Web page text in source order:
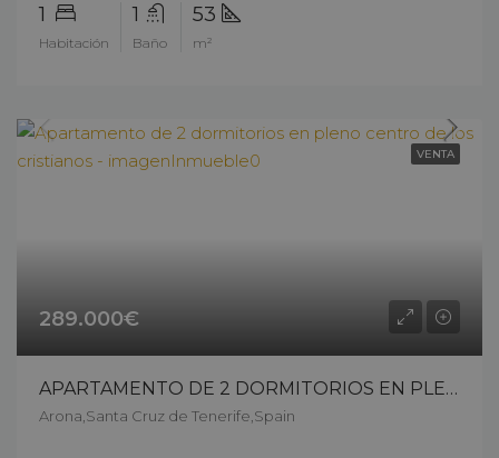
1
Habitación
1
Baño
53
m²
VENTA
289.000€
APARTAMENTO DE 2 DORMITORIOS EN PLENO CENTRO DE LOS CRISTIANOS – 14605ck326
Arona,Santa Cruz de Tenerife,Spain